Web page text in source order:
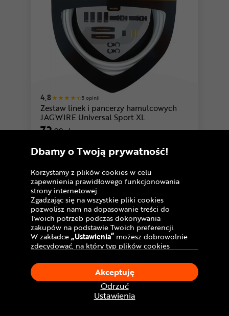
4,8 5 opinii
Zestaw linek i pancerzy hamulcowych
JAGWIRE Universal Sport XL
72,99 zł
99 zł
U Ciebie w poniedziałek!
Porównaj
Dbamy o Twoją prywatność!
Korzystamy z plików cookies w celu
zapewnienia prawidłowego funkcjonowania
strony internetowej.
Zgadzając się na wszystkie pliki cookies
pozwolisz nam na dopasowanie treści do
Twoich potrzeb podczas dokonywania
zakupów na podstawie Twoich preferencji.
W zakładce„Ustawienia” możesz dobrowolnie
zdecydować, na który typ plików cookies
Klikając„Akceptuję”, wyrażasz zgodę na
stosowanie ciasteczek zgodnie z ustawieniami
Twojej przeglądarki.
W dowolnym momencie, możesz dokonać
zmiany swojego wyboru klikając opcję
Ustawienia
Odrzuć
Akceptuję